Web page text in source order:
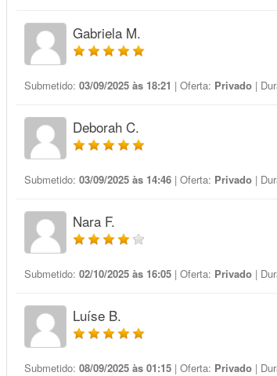
Gabriela M.
Submetido: 03/09/2025 às 18:21 | Oferta: Privado |
Deborah C.
Submetido: 03/09/2025 às 14:46 | Oferta: Privado |
Nara F.
Submetido: 02/10/2025 às 16:05 | Oferta: Privado |
Luíse B.
Submetido: 08/09/2025 às 01:15 | Oferta: Privado |